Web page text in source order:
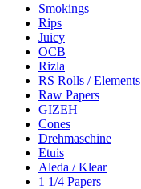
Smokings
Rips
Juicy
OCB
Rizla
RS Rolls / Elements
Raw Papers
GIZEH
Cones
Drehmaschine
Etuis
Aleda / Klear
1 1/4 Papers